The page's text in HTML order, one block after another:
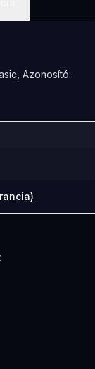
Azonosító: